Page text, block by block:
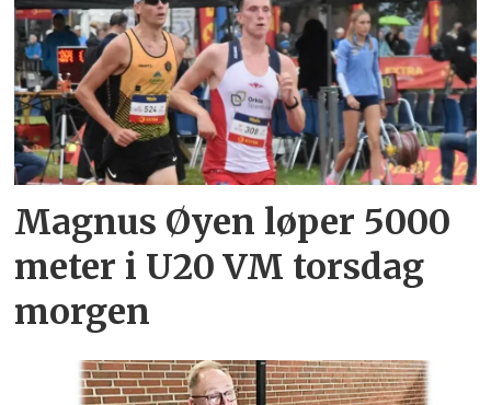
Magnus Øyen løper 5000
meter i U20 VM torsdag
morgen